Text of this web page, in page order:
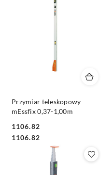
Przymiar teleskopowy
mEssfix 0,37-1,00m
Cena:
1106.82
Cena:
1106.82